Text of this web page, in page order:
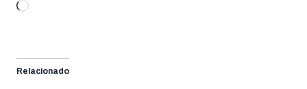
Cargando...
Relacionado